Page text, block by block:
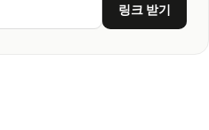
링크 받기